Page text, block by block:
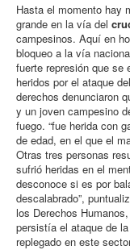
Hasta el momento hay
grande en la vía del
campesinos. Aquí en
bloqueo a la vía
fuerte represión que se
heridos por el ataque
derechos denunciaron
y un joven campesino
fuego. “fue herida con
de edad, en el que el
Otras tres personas
sufrió heridas en el
desconoce si es por
descalabrado”,
los Derechos
persistía el ataque de
replegado en este